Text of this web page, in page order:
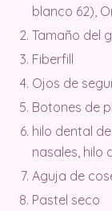
blanco 62),
Tamaño del
Fiberfill
Ojos de
Botones de
hilo dental
nasales, hilo
Aguja de
Pastel seco